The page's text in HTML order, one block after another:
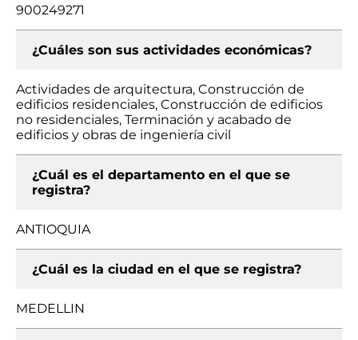
900249271
¿Cuáles son sus actividades económicas?
Actividades de arquitectura, Construcción de
edificios residenciales, Construcción de edificios
no residenciales, Terminación y acabado de
edificios y obras de ingeniería civil
¿Cuál es el departamento en el que se
registra?
ANTIOQUIA
¿Cuál es la ciudad en el que se registra?
MEDELLIN